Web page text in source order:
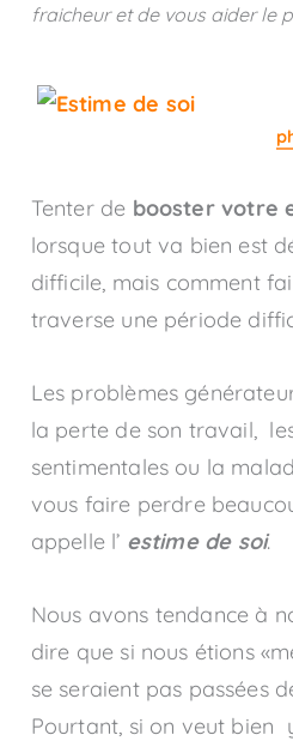
fraicheur et de vous aider le
Tenter de booster votre
lorsque tout va bien est
difficile, mais comment
traverse une période
Les problèmes
la perte de son travail,
sentimentales ou la
vous faire perdre
appelle l’ estime de soi.
Nous avons tendance à
dire que si nous étions
se seraient pas passées
Pourtant, si on veut bien